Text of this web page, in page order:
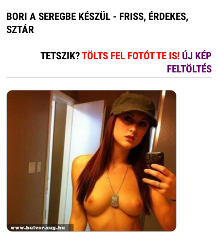
BORI A SEREGBE KÉSZÜL - FRISS, ÉRDEKES,
SZTÁR
TETSZIK?TÖLTS FEL FOTÓT TE IS! ÚJ KÉP
FELTÖLTÉS